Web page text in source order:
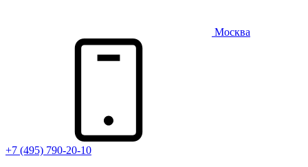
Москва
+7 (495) 790-20-10